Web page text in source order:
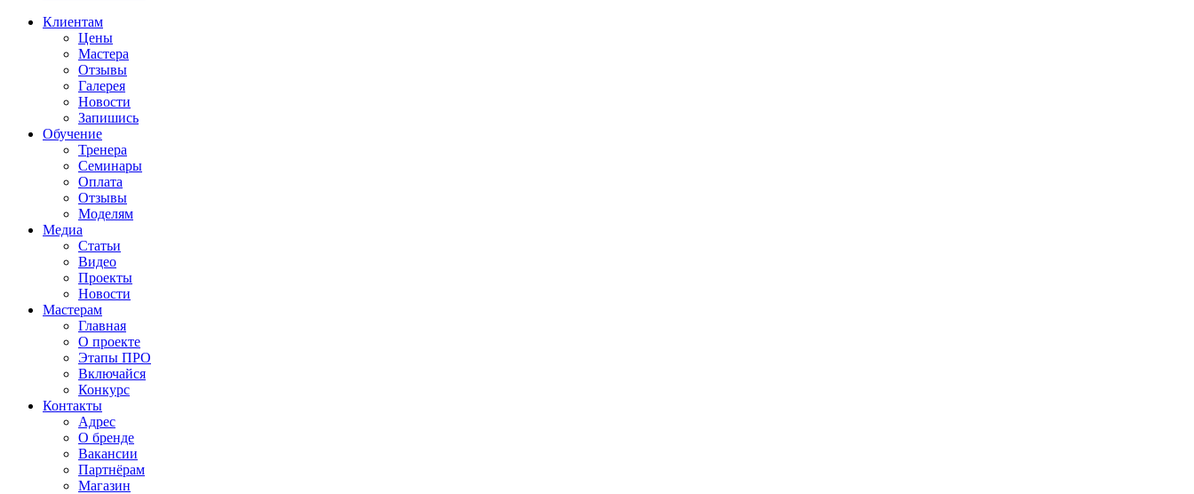
Клиентам
Цены
Мастера
Отзывы
Галерея
Новости
Запишись
Обучение
Тренера
Семинары
Оплата
Отзывы
Моделям
Медиа
Статьи
Видео
Проекты
Новости
Мастерам
Главная
О проекте
Этапы ПРО
Включайся
Конкурс
Контакты
Адрес
О бренде
Вакансии
Партнёрам
Магазин